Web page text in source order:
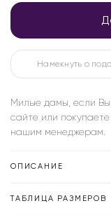
Намекнуть о
Милые дамы, если
сайте или
нашим менеджерам.
ОПИСАНИЕ
ТАБЛИЦА РАЗМЕРОВ